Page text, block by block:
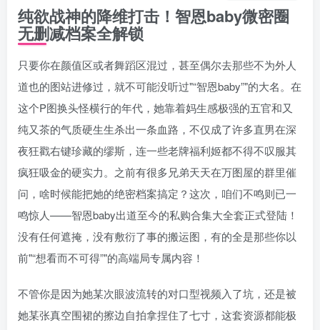
纯欲战神的降维打击！智恩baby微密圈
无删减档案全解锁
只要你在颜值区或者舞蹈区混过，甚至偶尔去那些不为外人
道也的图站进修过，就不可能没听过 “智恩baby” 的大名。在
这个P图换头怪横行的年代，她靠着妈生感极强的五官和又
纯又茶的气质硬生生杀出一条血路，不仅成了许多直男在深
夜狂戳右键珍藏的缪斯，连一些老牌福利姬都不得不叹服其
疯狂吸金的硬实力。之前有很多兄弟天天在万图屋的群里催
问，啥时候能把她的绝密档案搞定？这次，咱们不鸣则已一
鸣惊人——智恩baby出道至今的私购合集大全套正式登陆！
没有任何遮掩，没有敷衍了事的搬运图，有的全是那些你以
前 “想看而不可得” 的高端局专属内容！
不管你是因为她某次眼波流转的对口型视频入了坑，还是被
她某张真空围裙的擦边自拍拿捏住了七寸，这套资源都能极